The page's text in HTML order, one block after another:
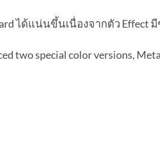
ได้แน่นขึ้นเนื่องจากตัว Effect
two special color versions,